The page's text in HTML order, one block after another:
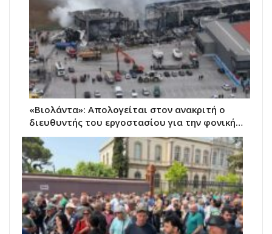
«Βιολάντα»: Απολογείται στον ανακριτή ο
διευθυντής του εργοστασίου για την φονική…